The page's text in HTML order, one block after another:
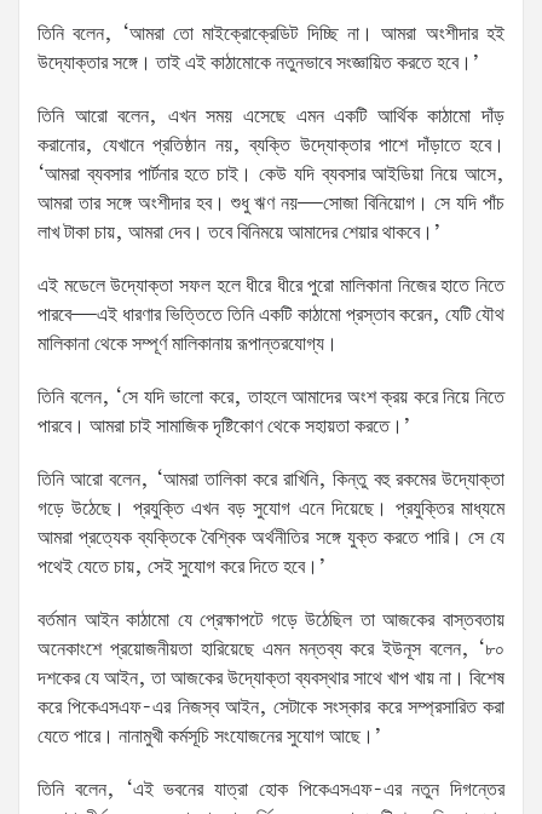
তিনি বলেন, ‘আমরা তো মাইক্রোক্রেডিট দিচ্ছি না। আমরা অংশীদার হই
উদ্যোক্তার সঙ্গে। তাই এই কাঠামোকে নতুনভাবে সংজ্ঞায়িত করতে হবে।’
তিনি আরো বলেন, এখন সময় এসেছে এমন একটি আর্থিক কাঠামো দাঁড়
করানোর, যেখানে প্রতিষ্ঠান নয়, ব্যক্তি উদ্যোক্তার পাশে দাঁড়াতে হবে।
‘আমরা ব্যবসার পার্টনার হতে চাই। কেউ যদি ব্যবসার আইডিয়া নিয়ে আসে,
আমরা তার সঙ্গে অংশীদার হব। শুধু ঋণ নয়—সোজা বিনিয়োগ। সে যদি পাঁচ
লাখ টাকা চায়, আমরা দেব। তবে বিনিময়ে আমাদের শেয়ার থাকবে।’
এই মডেলে উদ্যোক্তা সফল হলে ধীরে ধীরে পুরো মালিকানা নিজের হাতে নিতে
পারবে—এই ধারণার ভিত্তিতে তিনি একটি কাঠামো প্রস্তাব করেন, যেটি যৌথ
মালিকানা থেকে সম্পূর্ণ মালিকানায় রূপান্তরযোগ্য।
তিনি বলেন, ‘সে যদি ভালো করে, তাহলে আমাদের অংশ ক্রয় করে নিয়ে নিতে
পারবে। আমরা চাই সামাজিক দৃষ্টিকোণ থেকে সহায়তা করতে।’
তিনি আরো বলেন, ‘আমরা তালিকা করে রাখিনি, কিন্তু বহু রকমের উদ্যোক্তা
গড়ে উঠেছে। প্রযুক্তি এখন বড় সুযোগ এনে দিয়েছে। প্রযুক্তির মাধ্যমে
আমরা প্রত্যেক ব্যক্তিকে বৈশ্বিক অর্থনীতির সঙ্গে যুক্ত করতে পারি। সে যে
পথেই যেতে চায়, সেই সুযোগ করে দিতে হবে।’
বর্তমান আইন কাঠামো যে প্রেক্ষাপটে গড়ে উঠেছিল তা আজকের বাস্তবতায়
অনেকাংশে প্রয়োজনীয়তা হারিয়েছে এমন মন্তব্য করে ইউনূস বলেন, ‘৮০
দশকের যে আইন, তা আজকের উদ্যোক্তা ব্যবস্থার সাথে খাপ খায় না। বিশেষ
করে পিকেএসএফ-এর নিজস্ব আইন, সেটাকে সংস্কার করে সম্প্রসারিত করা
যেতে পারে। নানামুখী কর্মসূচি সংযোজনের সুযোগ আছে।’
তিনি বলেন, ‘এই ভবনের যাত্রা হোক পিকেএসএফ-এর নতুন দিগন্তের